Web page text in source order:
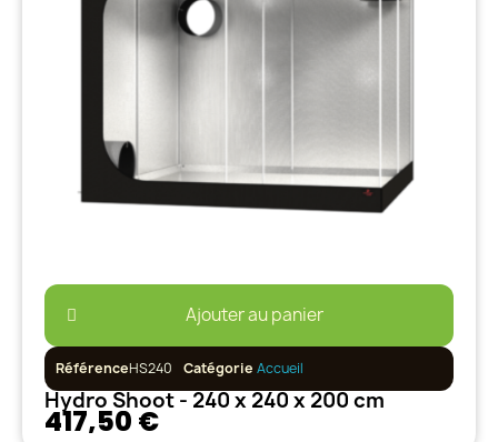
Ajouter au panier
RéférenceHS240 Catégorie Accueil
Hydro Shoot - 240 x 240 x 200 cm
417,50 €